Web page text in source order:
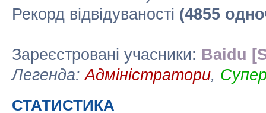
Рекорд відвідуваності (4855
Зареєстровані учасники: Baidu
Легенда:Адміністратори,
СТАТИСТИКА